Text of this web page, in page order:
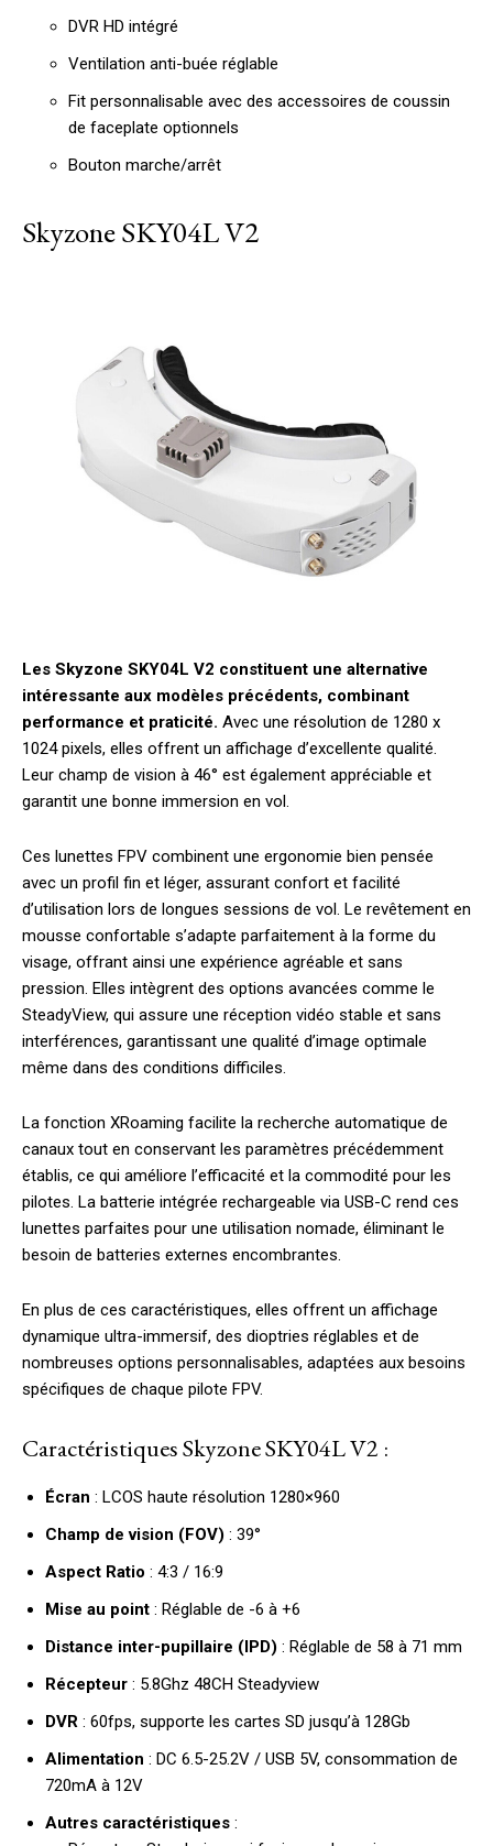
DVR HD intégré
Ventilation anti-buée réglable
Fit personnalisable avec des accessoires de coussin
de faceplate optionnels
Bouton marche/arrêt
Skyzone SKY04L V2
Les Skyzone SKY04L V2 constituent une alternative
intéressante aux modèles précédents, combinant
performance et praticité. Avec une résolution de 1280 x
1024 pixels, elles offrent un affichage d’excellente qualité.
Leur champ de vision à 46° est également appréciable et
garantit une bonne immersion en vol.
Ces lunettes FPV combinent une ergonomie bien pensée
avec un profil fin et léger, assurant confort et facilité
d’utilisation lors de longues sessions de vol. Le revêtement en
mousse confortable s’adapte parfaitement à la forme du
visage, offrant ainsi une expérience agréable et sans
pression. Elles intègrent des options avancées comme le
SteadyView, qui assure une réception vidéo stable et sans
interférences, garantissant une qualité d’image optimale
même dans des conditions difficiles.
La fonction XRoaming facilite la recherche automatique de
canaux tout en conservant les paramètres précédemment
établis, ce qui améliore l’efficacité et la commodité pour les
pilotes. La batterie intégrée rechargeable via USB-C rend ces
lunettes parfaites pour une utilisation nomade, éliminant le
besoin de batteries externes encombrantes.
En plus de ces caractéristiques, elles offrent un affichage
dynamique ultra-immersif, des dioptries réglables et de
nombreuses options personnalisables, adaptées aux besoins
spécifiques de chaque pilote FPV.
Caractéristiques Skyzone SKY04L V2 :
Écran : LCOS haute résolution 1280×960
Champ de vision (FOV) : 39°
Aspect Ratio : 4:3 / 16:9
Mise au point : Réglable de -6 à +6
Distance inter-pupillaire (IPD) : Réglable de 58 à 71 mm
Récepteur : 5.8Ghz 48CH Steadyview
DVR : 60fps, supporte les cartes SD jusqu’à 128Gb
Alimentation : DC 6.5-25.2V / USB 5V, consommation de
720mA à 12V
Autres caractéristiques :